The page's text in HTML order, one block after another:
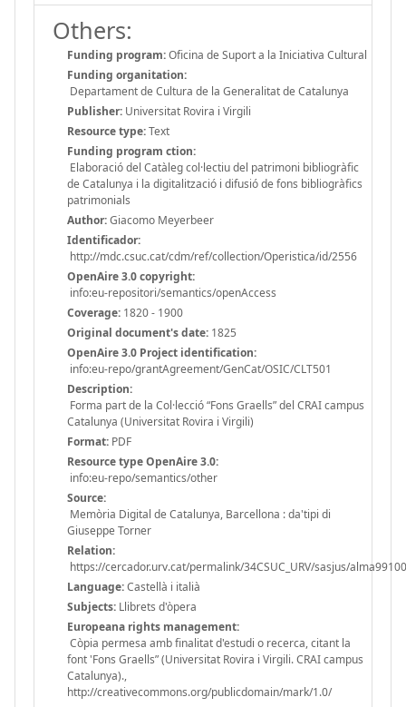
Others:
Funding program:Oficina de Suport a la Iniciativa Cultural
Funding organitation:
Departament de Cultura de la Generalitat de Catalunya
Publisher: Universitat Rovira i Virgili
Resource type:Text
Funding program ction:
Elaboració del Catàleg col·lectiu del patrimoni bibliogràfic
de Catalunya i la digitalització i difusió de fons bibliogràfics
patrimonials
Author:Giacomo Meyerbeer
Identificador:
http://mdc.csuc.cat/cdm/ref/collection/Operistica/id/2556
OpenAire 3.0 copyright:
info:eu-repositori/semantics/openAccess
Coverage: 1820 - 1900
Original document's date: 1825
OpenAire 3.0 Project identification:
info:eu-repo/grantAgreement/GenCat/OSIC/CLT501
Description:
Forma part de la Col·lecció “Fons Graells” del CRAI campus
Catalunya (Universitat Rovira i Virgili)
Format: PDF
Resource type OpenAire 3.0:
info:eu-repo/semantics/other
Source:
Memòria Digital de Catalunya, Barcellona : da'tipi di
Giuseppe Torner
Relation:
https://cercador.urv.cat/permalink/34CSUC_URV/sasjus/
Language:Castellà i italià
Subjects: Llibrets d'òpera
Europeana rights management:
Còpia permesa amb finalitat d'estudi o recerca, citant la
font 'Fons Graells” (Universitat Rovira i Virgili. CRAI campus
Catalunya).,
http://creativecommons.org/publicdomain/mark/1.0/